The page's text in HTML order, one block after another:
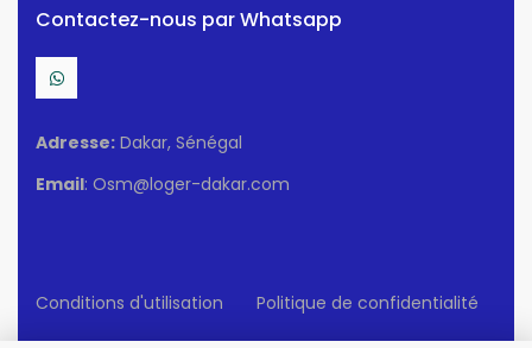
Contactez-nous par Whatsapp
Adresse: Dakar, Sénégal
Email: Osm@loger-dakar.com
Conditions d'utilisation Politique de confidentialité